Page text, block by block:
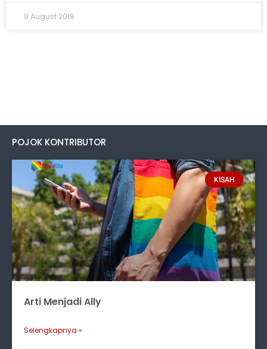
9 August 2019
POJOK KONTRIBUTOR
KISAH
Arti Menjadi Ally
Selengkapnya »